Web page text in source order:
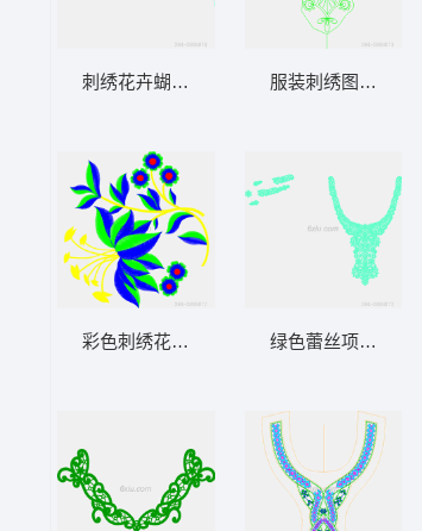
刺绣花卉蝴蝶图案设计图
彩色刺绣花卉图案
服装刺绣图案设计图
绿色蕾丝项链设计图